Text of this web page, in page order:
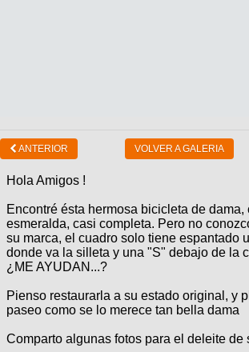
ANTERIOR VOLVER A GALERIA
Hola Amigos !
Encontré ésta hermosa bicicleta de dama,
esmeralda, casi completa. Pero no
su marca, el cuadro solo tiene espantado
donde va la silleta y una "S" debajo de la
¿ME AYUDAN...?
Pienso restaurarla a su estado original, y
paseo como se lo merece tan bella dama
Comparto algunas fotos para el deleite de